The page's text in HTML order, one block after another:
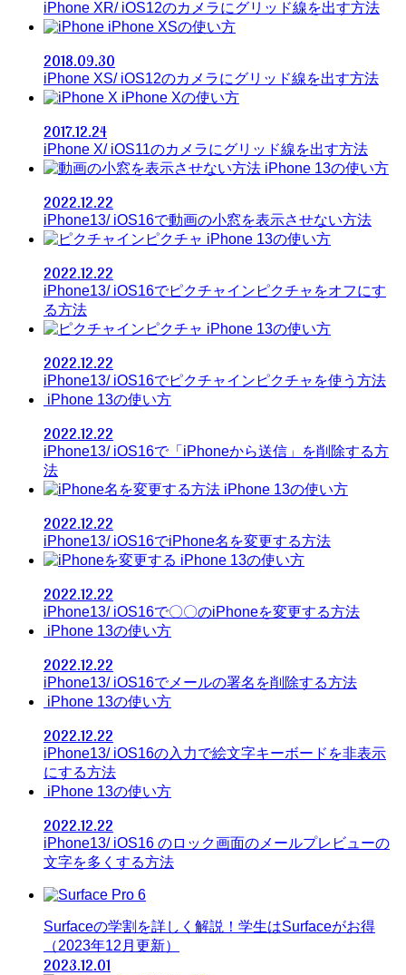
iPhone XR/ iOS12のカメラにグリッド線を出す方法
iPhone XSの使い方
2018.09.30
iPhone XS/ iOS12のカメラにグリッド線を出す方法
iPhone Xの使い方
2017.12.24
iPhone X/ iOS11のカメラにグリッド線を出す方法
iPhone 13の使い方
2022.12.22
iPhone13/ iOS16で動画の小窓を表示させない方法
iPhone 13の使い方
2022.12.22
iPhone13/ iOS16でピクチャインピクチャをオフにす
る方法
iPhone 13の使い方
2022.12.22
iPhone13/ iOS16でピクチャインピクチャを使う方法
iPhone 13の使い方
2022.12.22
iPhone13/ iOS16で「iPhoneから送信」を削除する方
法
iPhone 13の使い方
2022.12.22
iPhone13/ iOS16でiPhone名を変更する方法
iPhone 13の使い方
2022.12.22
iPhone13/ iOS16で〇〇のiPhoneを変更する方法
iPhone 13の使い方
2022.12.22
iPhone13/ iOS16でメールの署名を削除する方法
iPhone 13の使い方
2022.12.22
iPhone13/ iOS16の入力で絵文字キーボードを非表示
にする方法
iPhone 13の使い方
2022.12.22
iPhone13/ iOS16 のロック画面のメールプレビューの
文字を多くする方法
Surfaceの学割を詳しく解説！学生はSurfaceがお得
（2023年12月更新）
2023.12.01